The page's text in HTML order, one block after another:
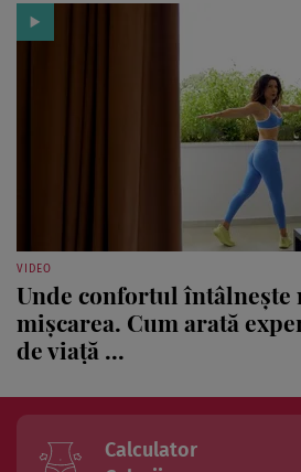
VIDEO
Unde confortul întâlnește
mișcarea. Cum arată
de viață ...
Calculator